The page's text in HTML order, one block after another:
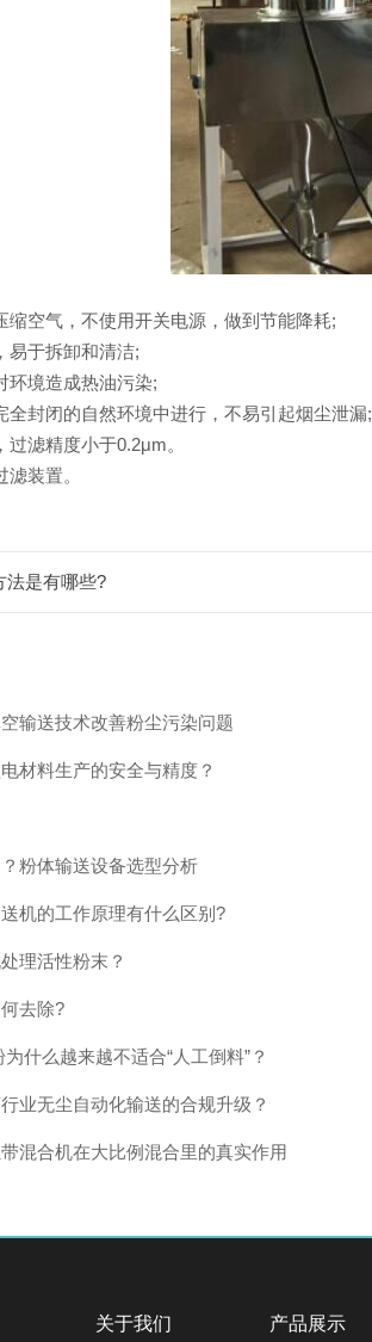
空气，不使用开关电源，做到节能降耗;
于拆卸和清洁;
境造成热油污染;
封闭的自然环境中进行，不易引起烟尘泄漏;
滤精度小于0.2μm。
装置。
法是有哪些?
输送技术改善粉尘污染问题
材料生产的安全与精度？
粉体输送设备选型分析
机的工作原理有什么区别?
理活性粉末？
去除?
什么越来越不适合“人工倒料”？
业无尘自动化输送的合规升级？
混合机在大比例混合里的真实作用
关于我们 产品展示